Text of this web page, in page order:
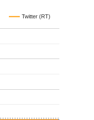
Twitter (RT)